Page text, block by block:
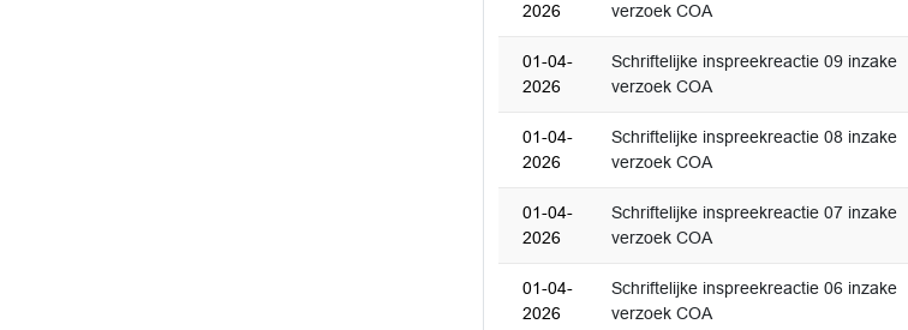
2026
verzoek COA
01-04-
2026
Schriftelijke inspreekreactie 09 inzake
verzoek COA
01-04-
2026
Schriftelijke inspreekreactie 08 inzake
verzoek COA
01-04-
2026
Schriftelijke inspreekreactie 07 inzake
verzoek COA
01-04-
2026
Schriftelijke inspreekreactie 06 inzake
verzoek COA